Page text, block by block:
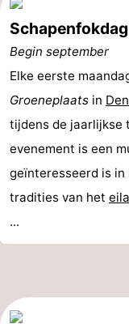
Medische
adressen
Regio
Waddeneilanden
Schiermonnikoog
-
Terschelling
-
Holland
-
Schapenfokdag
Begin september
Elke eerste
Groeneplaats in
tijdens de jaarlijkse
evenement is een
geïnteresseerd is in
tradities van het
...